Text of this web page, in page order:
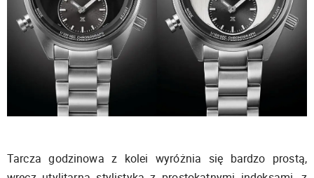
Tarcza godzinowa z kolei wyróżnia się bardzo prostą,